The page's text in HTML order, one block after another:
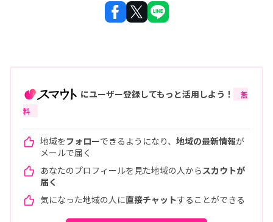
にユーザー登録してもっと活用しよう！
無
料
地域をフォローできるようになり、 地域の最新情報が
メールで届く
あなたのプロフィールを見た地域の人から スカウトが
届く
気になった地域の人に直接チャットすることができる